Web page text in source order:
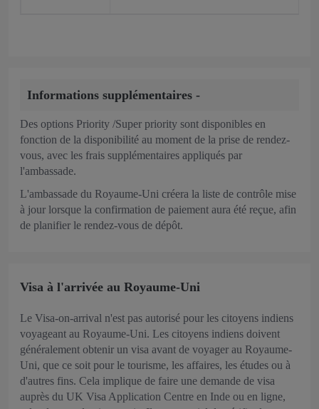
Informations supplémentaires -
Des options Priority /Super priority sont disponibles en
fonction de la disponibilité au moment de la prise de rendez-
vous, avec les frais supplémentaires appliqués par
l'ambassade.
L'ambassade du Royaume-Uni créera la liste de contrôle mise
à jour lorsque la confirmation de paiement aura été reçue, afin
de planifier le rendez-vous de dépôt.
Visa à l'arrivée au Royaume-Uni
Le Visa-on-arrival n'est pas autorisé pour les citoyens indiens
voyageant au Royaume-Uni. Les citoyens indiens doivent
généralement obtenir un visa avant de voyager au Royaume-
Uni, que ce soit pour le tourisme, les affaires, les études ou à
d'autres fins. Cela implique de faire une demande de visa
auprès du UK Visa Application Centre en Inde ou en ligne,